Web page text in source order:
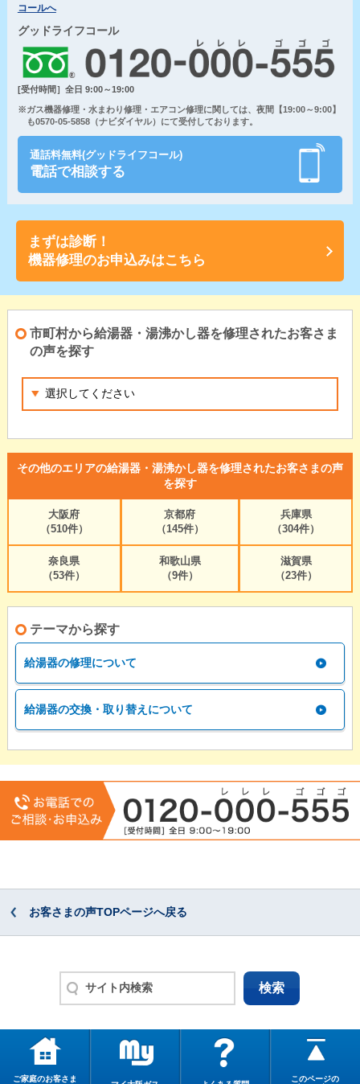
コールへ
グッドライフコール
[受付時間］全日 9:00～19:00
※ガス機器修理・水まわり修理・エアコン修理に関しては、夜間【19:00～9:00】
も0570-05-5858（ナビダイヤル）にて受付しております。
通話料無料(グッドライフコール)
電話で相談する
まずは診断！
機器修理のお申込みはこちら
市町村から給湯器・湯沸かし器を修理されたお客さま
の声を探す
その他のエリアの給湯器・湯沸かし器を修理されたお客さまの声
を探す
大阪府
（510件）
京都府
（145件）
兵庫県
（304件）
奈良県
（53件）
和歌山県
（9件）
滋賀県
（23件）
テーマから探す
給湯器の修理について
給湯器の交換・取り替えについて
お客さまの声TOPページへ戻る
ご家庭のお客さま
このページの